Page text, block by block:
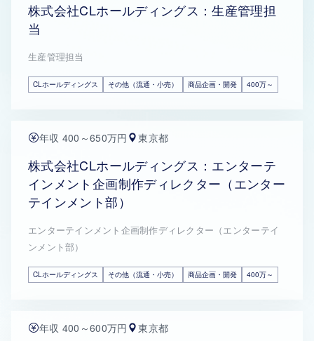
株式会社CLホールディングス：生産管理担
当
生産管理担当
CLホールディングス その他（流通・小売） 商品企画・開発 400万～
年収 400～650万円 東京都
株式会社CLホールディングス：エンターテ
インメント企画制作ディレクター（エンター
テインメント部）
エンターテインメント企画制作ディレクター（エンターテイ
ンメント部）
CLホールディングス その他（流通・小売） 商品企画・開発 400万～
年収 400～600万円 東京都